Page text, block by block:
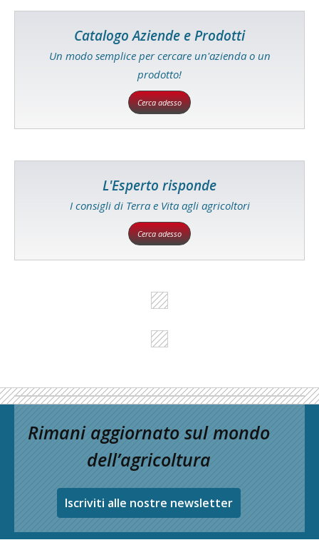
Catalogo Aziende e Prodotti
Un modo semplice per cercare un'azienda o un
prodotto!
Cerca adesso
L'Esperto risponde
I consigli di Terra e Vita agli agricoltori
Cerca adesso
Rimani aggiornato sul mondo
dell’agricoltura
Iscriviti alle nostre newsletter